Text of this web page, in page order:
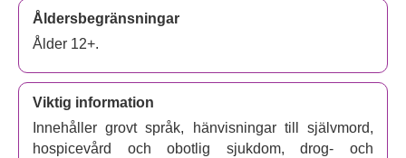
Kingsbridge till Berwick-Upon-Tweed för att säga adjö till
henne... till fots. Längs vägen möter han excentriska
från ett länge begravt förflutet. Samtidigt, hemma, ger sig
hans fru Maureen ut på sin egen resa, en som kan läka
sprickan i deras äktenskap.
Bearbetad av Rachel Joyce från hennes älskade och
Åldersbegränsningar
Ålder 12+.
Viktig information
Innehåller grovt språk, hänvisningar till självmord,
hospicevård och obotlig sjukdom, drog- och